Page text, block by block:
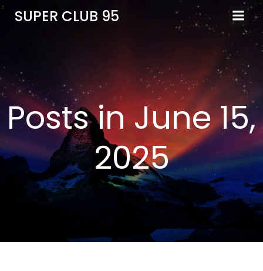
SUPER CLUB 95
Posts in June 15,
2025